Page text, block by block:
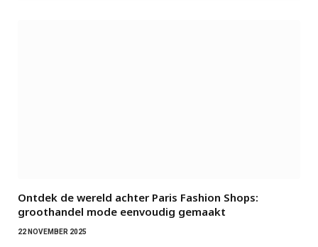
Ontdek de wereld achter Paris Fashion Shops:
groothandel mode eenvoudig gemaakt
22 NOVEMBER 2025